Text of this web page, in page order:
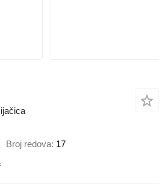
Broj redova 17